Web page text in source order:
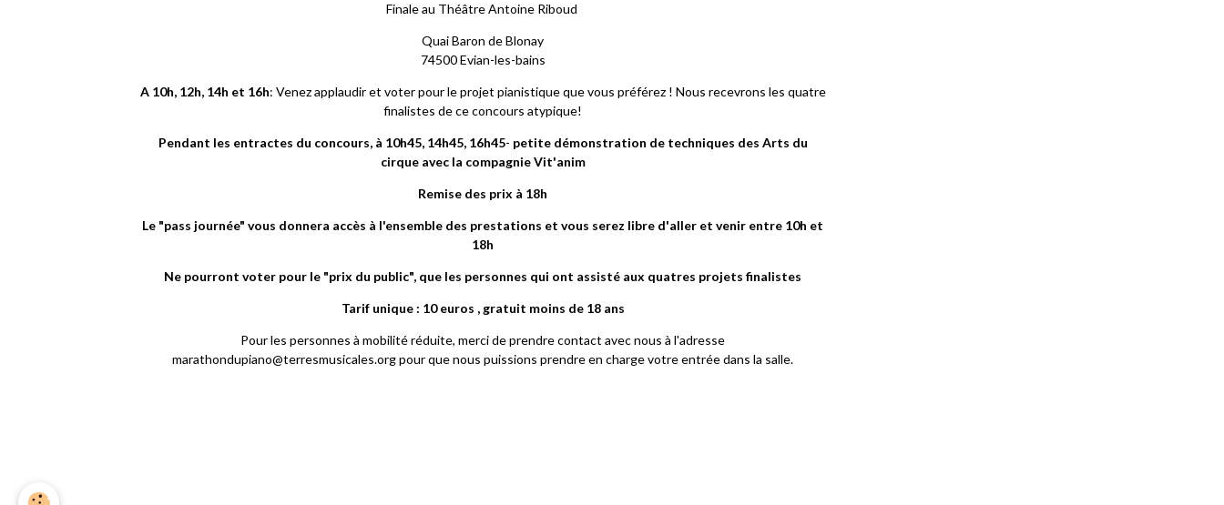
Finale au Théâtre Antoine Riboud
Quai Baron de Blonay
74500 Evian-les-bains
A 10h, 12h, 14h et 16h: Venez applaudir et voter pour le projet pianistique que vous préférez ! Nous recevrons les quatre
finalistes de ce concours atypique!
Pendant les entractes du concours, à 10h45, 14h45, 16h45- petite démonstration de techniques des Arts du
cirque avec la compagnie Vit'anim
Remise des prix à 18h
Le "pass journée" vous donnera accès à l'ensemble des prestations et vous serez libre d'aller et venir entre 10h et
18h
Ne pourront voter pour le "prix du public", que les personnes qui ont assisté aux quatres projets finalistes
Tarif unique : 10 euros , gratuit moins de 18 ans
Pour les personnes à mobilité réduite, merci de prendre contact avec nous à l'adresse
marathondupiano@terresmusicales.org pour que nous puissions prendre en charge votre entrée dans la salle.